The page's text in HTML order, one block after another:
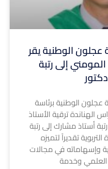
الوطنية يقر
إلى رتبة
الوطنية برئاسة
الهناندة ترقية الأستاذ
أستاذ مشارك إلى رتبة
تقديراً لتميزه
وإسهاماته في مجالات
العلمي وخدمة